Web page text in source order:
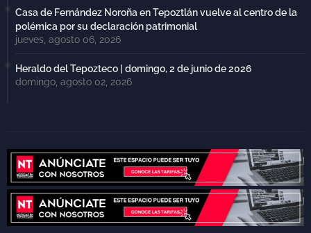
Casa de Fernández Noroña en Tepoztlán vuelve al centro de la
polémica por su declaración patrimonial
jueves, agosto 06, 2026
Heraldo del Tepozteco | domingo, 2 de junio de 2026
domingo, agosto 02, 2026